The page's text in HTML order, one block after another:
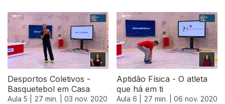
Desportos Coletivos -
Basquetebol em Casa
Aula 5 | 27 min. | 03 nov. 2020
Aptidão Física - O atleta
que há em ti
Aula 6 | 27 min. | 06 nov. 2020